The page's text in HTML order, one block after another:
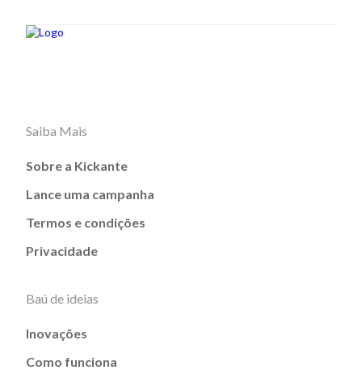
Saiba Mais
Sobre a Kickante
Lance uma campanha
Termos e condições
Privacidade
Baú de ideias
Inovações
Como funciona